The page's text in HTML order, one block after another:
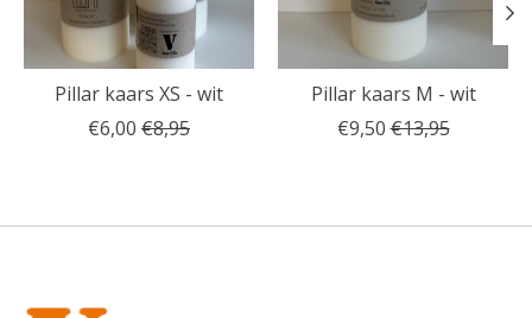
Pillar kaars XS - wit
€6,00 €8,95
Pillar kaars M - wit
€9,50 €13,95